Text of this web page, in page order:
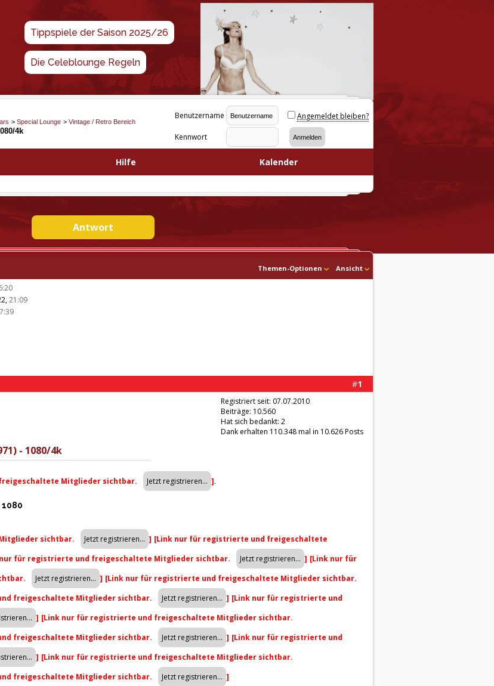
Tippspiele der Saison 2025/26
Die Celeblounge Regeln
> Special Lounge > Vintage / Retro Bereich
4k
Benutzername Angemeldet bleiben?
Kennwort
Hilfe Kalender
Antwort
Themen-Optionen Ansicht
21:09
#1
Registriert seit: 07.07.2010
Beiträge: 10.560
Hat sich bedankt: 2
Dank erhalten 110.348 mal in 10.626 Posts
- 1080/4k
Mitglieder sichtbar. ].
sichtbar. ] [Link nur für registrierte und freigeschaltete
für registrierte und freigeschaltete Mitglieder sichtbar. ] [Link nur für
] [Link nur für registrierte und freigeschaltete Mitglieder sichtbar.
freigeschaltete Mitglieder sichtbar. ] [Link nur für registrierte und
] [Link nur für registrierte und freigeschaltete Mitglieder sichtbar.
freigeschaltete Mitglieder sichtbar. ] [Link nur für registrierte und
] [Link nur für registrierte und freigeschaltete Mitglieder sichtbar.
freigeschaltete Mitglieder sichtbar. ]